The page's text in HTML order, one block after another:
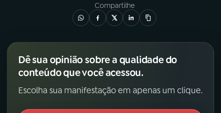
Compartilhe
Dê sua opinião sobre a qualidade do
conteúdo que você acessou.
Escolha sua manifestação em apenas um clique.